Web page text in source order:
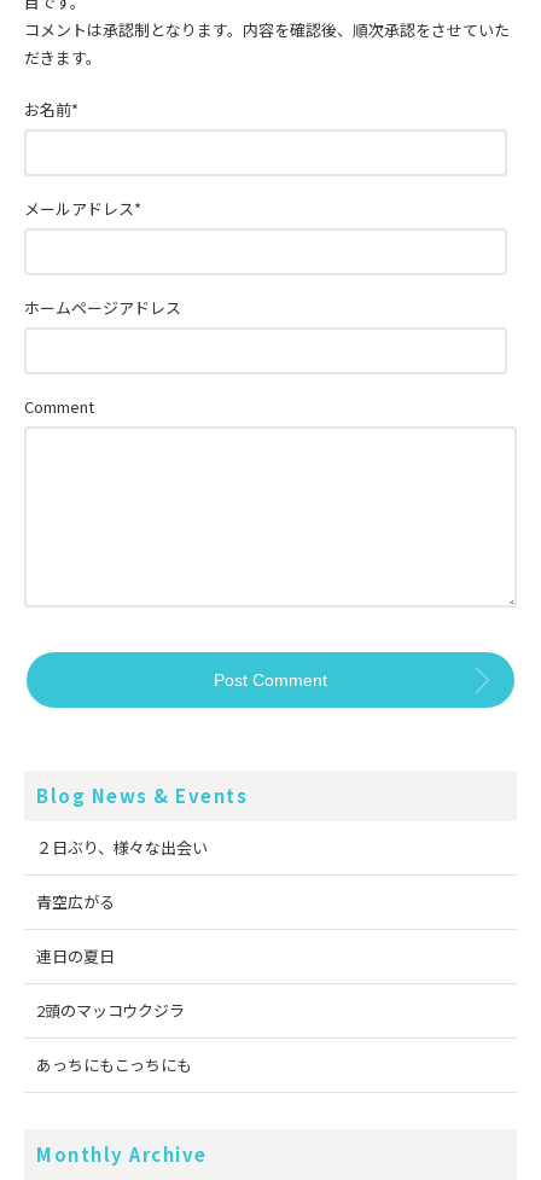
コメントは承認制となります。内容を確認後、順次承認をさせていた
だきます。
Comment
お名前*
メールアドレス*
ホームページアドレス
Blog News & Events
２日ぶり、様々な出会い
青空広がる
連日の夏日
2頭のマッコウクジラ
あっちにもこっちにも
Monthly Archive